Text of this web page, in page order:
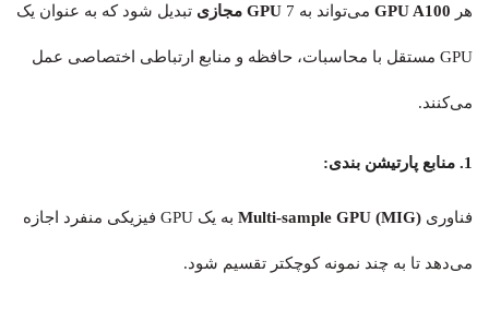
هر GPU A100 می‌تواند به 7 GPU مجازی تبدیل شود که به عنوان یک
GPU مستقل با محاسبات، حافظه و منابع ارتباطی اختصاصی عمل
می‌کنند.
1. منابع پارتیشن بندی:
فناوری (Multi-sample GPU (MIG به یک GPU فیزیکی منفرد اجازه
می‌دهد تا به چند نمونه کوچکتر تقسیم شود.